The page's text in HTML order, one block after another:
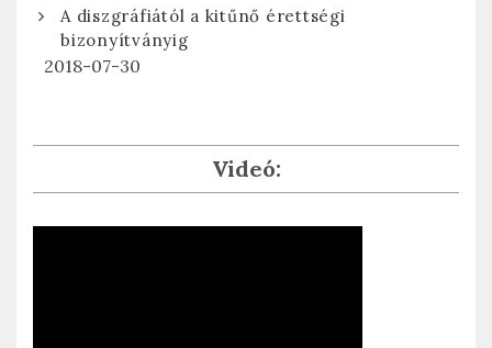
A diszgráfiától a kitűnő érettségi
bizonyítványig
2018-07-30
Videó: